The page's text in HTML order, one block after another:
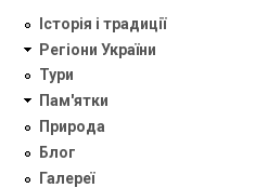
Історія і традиції
Регіони України
Тури
Пам'ятки
Природа
Блог
Галереї